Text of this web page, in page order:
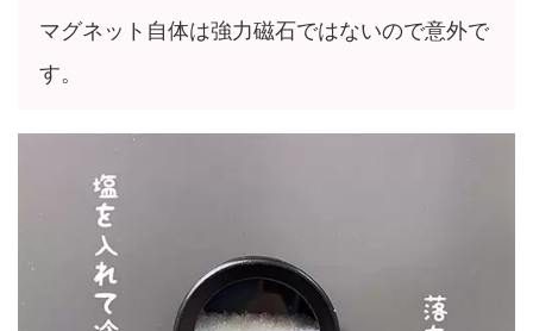
マグネット自体は強力磁石ではないので意外で
す。